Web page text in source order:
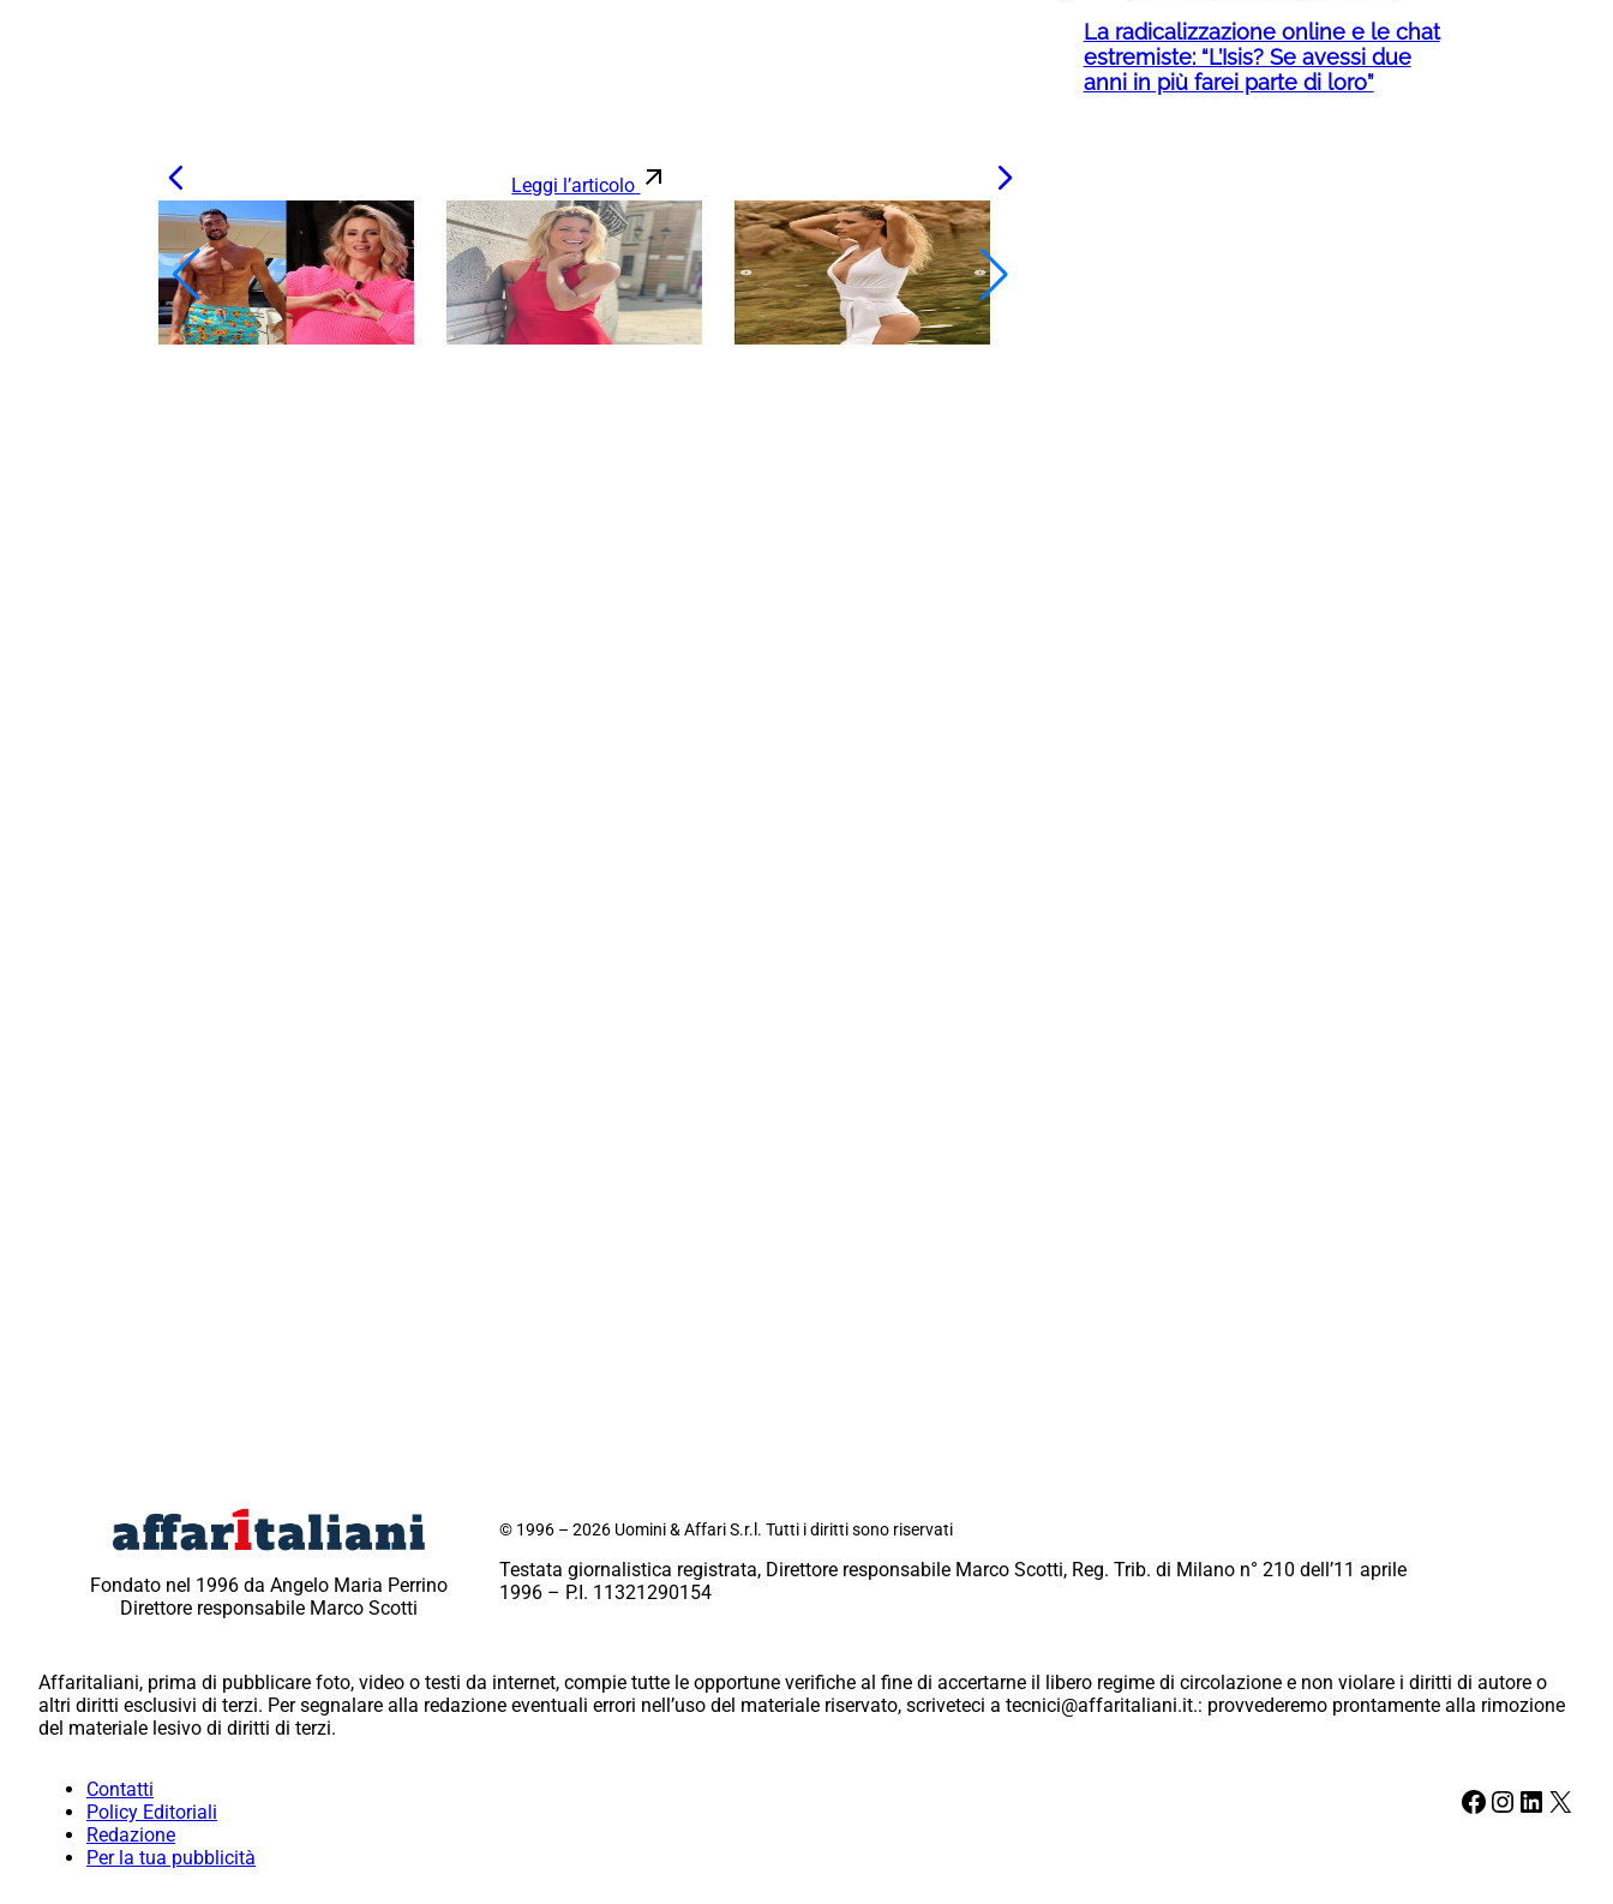
Leggi l’articolo
La radicalizzazione online e le chat
estremiste: “L’Isis? Se avessi due
anni in più farei parte di loro”
Fondato nel 1996 da Angelo Maria Perrino
Direttore responsabile Marco Scotti
© 1996 – 2026 Uomini & Affari S.r.l. Tutti i diritti sono riservati
Testata giornalistica registrata, Direttore responsabile Marco Scotti, Reg. Trib. di Milano n° 210 dell’11 aprile
1996 – P.I. 11321290154
Affaritaliani, prima di pubblicare foto, video o testi da internet, compie tutte le opportune verifiche al fine di accertarne il libero regime di circolazione e non violare i diritti di autore o
altri diritti esclusivi di terzi. Per segnalare alla redazione eventuali errori nell’uso del materiale riservato, scriveteci a tecnici@affaritaliani.it.: provvederemo prontamente alla rimozione
del materiale lesivo di diritti di terzi.
Contatti
Policy Editoriali
Redazione
Per la tua pubblicità
Facebook Instagram LinkedIn X